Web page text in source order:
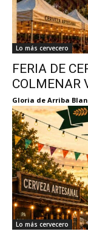
Lo más cervecero
FERIA DE
COLMENAR
Gloria de Arriba
Lo más cervecero